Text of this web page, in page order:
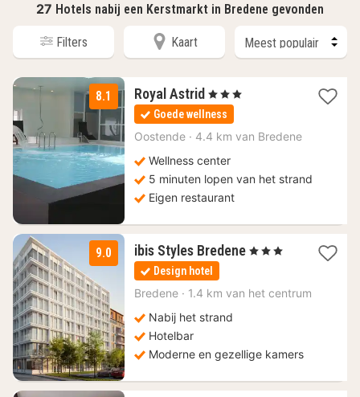
27 Hotels nabij een Kerstmarkt in Bredene gevonden
Filters Kaart
8.1 Royal Astrid 2
nachten
vanaf
100
, 3 Sterren
Goede wellness
Oostende · 4.4 km van Bredene
Wellness center
5 minuten lopen van het strand
Eigen restaurant
9.0 ibis Styles Bredene 1
102
, 3 Sterren
Design hotel
Bredene · 1.4 km van het centrum
Nabij het strand
Hotelbar
Moderne en gezellige kamers